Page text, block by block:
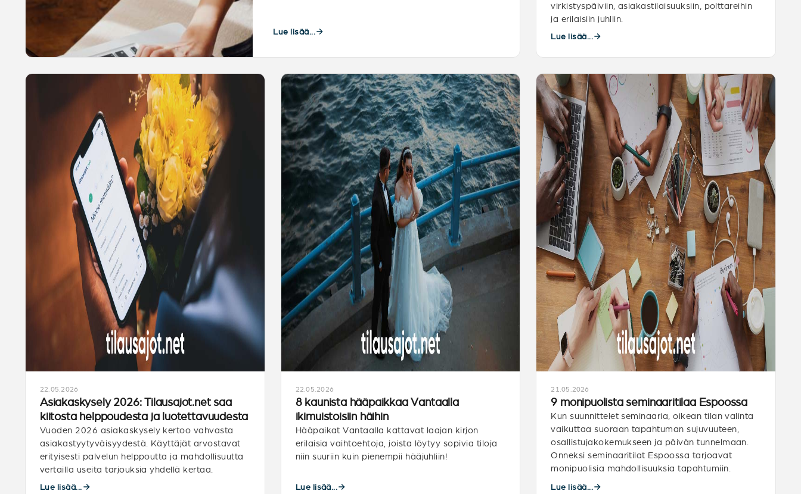
Lue lisää...
virkistyspäiviin, asiakastilaisuuksiin, polttareihin
ja erilaisiin juhliin.
Lue lisää...
22.05.2026
Asiakaskysely 2026: Tilausajot.net saa
kiitosta helppoudesta ja luotettavuudesta
Vuoden 2026 asiakaskysely kertoo vahvasta
asiakastyytyväisyydestä. Käyttäjät arvostavat
erityisesti palvelun helppoutta ja mahdollisuutta
vertailla useita tarjouksia yhdellä kertaa.
Lue lisää...
22.05.2026
8 kaunista hääpaikkaa Vantaalla
ikimuistoisiin häihin
Hääpaikat Vantaalla kattavat laajan kirjon
erilaisia vaihtoehtoja, joista löytyy sopivia tiloja
niin suuriin kuin pienempii hääjuhliin!
Lue lisää...
21.05.2026
9 monipuolista seminaaritilaa Espoossa
Kun suunnittelet seminaaria, oikean tilan valinta
vaikuttaa suoraan tapahtuman sujuvuuteen,
osallistujakokemukseen ja päivän tunnelmaan.
Onneksi seminaaritilat Espoossa tarjoavat
monipuolisia mahdollisuuksia tapahtumiin.
Lue lisää...